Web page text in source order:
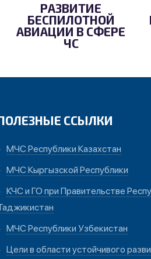
РАЗВИТИЕ
БЕСПИЛОТНОЙ
АВИАЦИИ В СФЕРЕ
ЧС
ССЫЛКИ
МЧС Республики Казахстан
МЧС Кыргызской Республики
КЧС и ГО при Правительстве
МЧС Республики Узбекистан
Цели в области устойчивого